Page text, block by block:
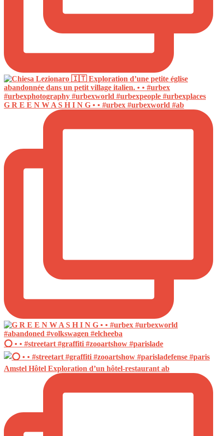
G R E E N W A S H I N G • • #urbex #urbexworld #ab
⭕️ • • #streetart #graffiti #zooartshow #parislade
Amstel Hôtel Exploration d’un hôtel-restaurant ab